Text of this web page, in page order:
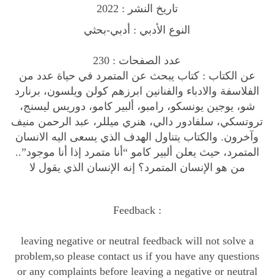
تاريخ النشر : 2022
النوع الأدبي : أدبي-بحثي
عدد الصفحات : 230
عن الكتاب :كتاب يبحث عن المتمرد في حياة عدد من
الفلاسفة والادباء والفنانين ابرزهم كولن ويلسون، برنارد
شو، يوجين يونسكو، رامبو، ألبير كامو، دوريس ليسنج،
تروتسكي، سلفادور دالي، هنري ميللر، عبد الرحمن منيف
وآخرون. والكتاب يتناول الهدف الذي يسعى اليه الانسان
المتمرد، حيث يعلن ألبير كامو “أنا متمرد إذا أنا موجود”..
من هو الإنسان المتمرد؟ إنه الإنسان الذي يقول لا
Feedback :
leaving negative or neutral feedback will not solve a
problem,so please contact us if you have any questions
or any complaints before leaving a negative or neutral